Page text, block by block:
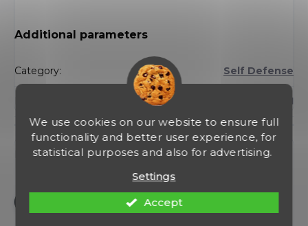
We use cookies on our website to ensure full
functionality and better user experience, for
statistical purposes and also for advertising.
Settings
Accept
Additional parameters
Category: Self Defense
8594007491371
Discussion
Be the first who will post an article to this item!